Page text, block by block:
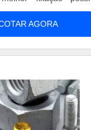
produto Trivalente
M6; M8; M10; M12.
comprados em
AGORA